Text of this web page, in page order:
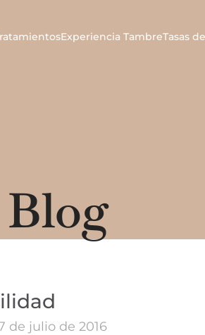
Experiencia TambreTasas
Blog
de julio de 2016